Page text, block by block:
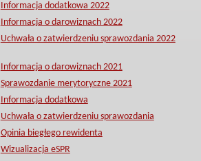
Informacja dodatkowa 2022
Informacja o darowiznach 2022
Uchwała o zatwierdzeniu sprawozdania 2022
Informacja o darowiznach 2021
Sprawozdanie merytoryczne 2021
Informacja dodatkowa
Uchwała o zatwierdzeniu sprawozdania
Opinia biegłego rewidenta
Wizualizacja eSPR